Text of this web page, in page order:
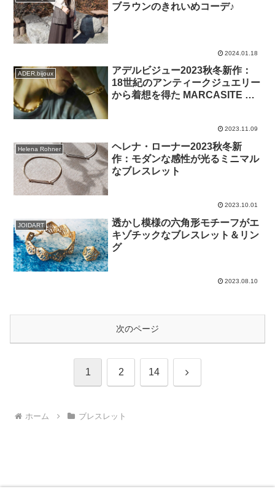
ブラウンのきれいめコーデ♪
2024.01.18
ADER.bijoux
アデルビジュー2023秋冬新作：
18世紀のアンティークジュエリー
から着想を得た MARCASITE コ
2023.11.09
Helena Rohner
ヘレナ・ローナー2023秋冬新
作：モダンな感性が光るミニマル
なブレスレット
2023.10.01
JOIDART
透かし模様の六角形モチーフがエ
キゾチックなブレスレット＆リン
グ
2023.08.10
次のページ
1 2 14 次
ホーム ブレスレット